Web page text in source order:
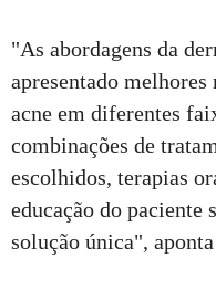
"As abordagens da
apresentado
acne em diferentes
combinações de
escolhidos, terapias
educação do paciente
solução única",